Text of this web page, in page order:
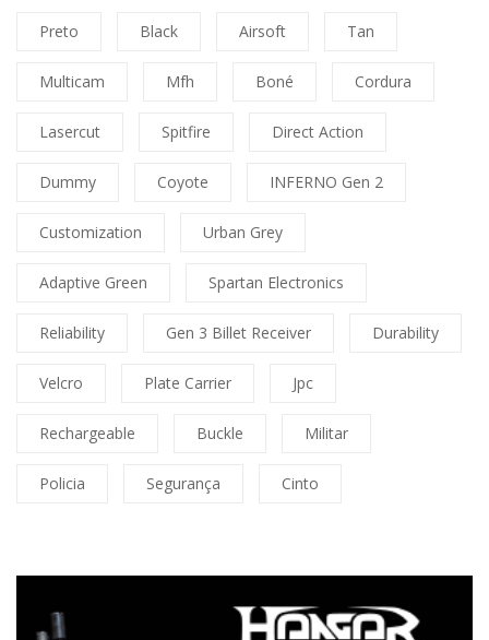
Preto Black Airsoft Tan
Multicam Mfh Boné Cordura
Lasercut Spitfire Direct Action
Dummy Coyote INFERNO Gen 2
Customization Urban Grey
Adaptive Green Spartan Electronics
Reliability Gen 3 Billet Receiver Durability
Velcro Plate Carrier Jpc
Rechargeable Buckle Militar
Policia Segurança Cinto